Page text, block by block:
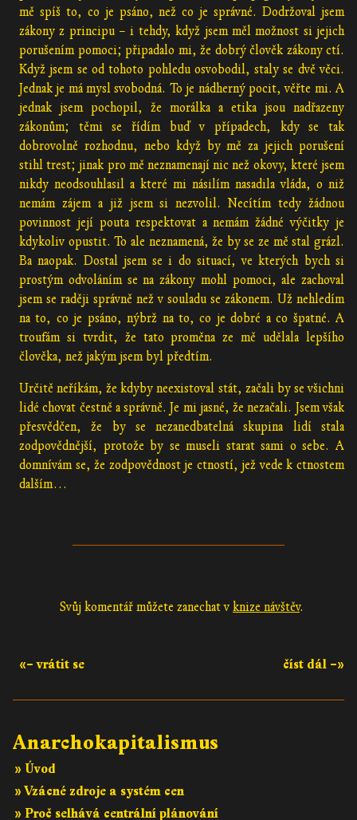
mě spíš to, co je psáno, než co je správné. Dodržoval jsem
zákony z principu – i tehdy, když jsem měl možnost si jejich
porušením pomoci; připadalo mi, že dobrý člověk zákony ctí.
Když jsem se od tohoto pohledu osvobodil, staly se dvě věci.
Jednak je má mysl svobodná. To je nádherný pocit, věřte mi. A
jednak jsem pochopil, že morálka a etika jsou nadřazeny
zákonům; těmi se řídím buď v případech, kdy se tak
dobrovolně rozhodnu, nebo když by mě za jejich porušení
stihl trest; jinak pro mě neznamenají nic než okovy, které jsem
nikdy neodsouhlasil a které mi násilím nasadila vláda, o niž
nemám zájem a již jsem si nezvolil. Necítím tedy žádnou
povinnost její pouta respektovat a nemám žádné výčitky je
kdykoliv opustit. To ale neznamená, že by se ze mě stal grázl.
Ba naopak. Dostal jsem se i do situací, ve kterých bych si
prostým odvoláním se na zákony mohl pomoci, ale zachoval
jsem se raději správně než v souladu se zákonem. Už nehledím
na to, co je psáno, nýbrž na to, co je dobré a co špatné. A
troufám si tvrdit, že tato proměna ze mě udělala lepšího
člověka, než jakým jsem byl předtím.
Určitě neříkám, že kdyby neexistoval stát, začali by se všichni
lidé chovat čestně a správně. Je mi jasné, že nezačali. Jsem však
přesvědčen, že by se nezanedbatelná skupina lidí stala
zodpovědnější, protože by se museli starat sami o sebe. A
domnívám se, že zodpovědnost je ctností, jež vede k ctnostem
dalším…
Svůj komentář můžete zanechat v knize návštěv.
«– vrátit se číst dál –»
Anarchokapitalismus
» Úvod
» Vzácné zdroje a systém cen
» Proč selhává centrální plánování